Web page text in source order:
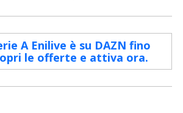
A Enilive è su DAZN fino
le offerte e attiva ora.